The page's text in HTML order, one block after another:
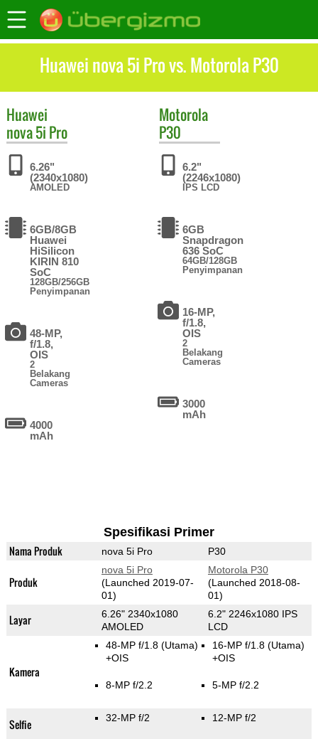
Huawei nova 5i Pro vs. Motorola P30
Huawei
nova 5i Pro
6.26"
(2340x1080)
AMOLED
6GB/8GB
Huawei
HiSilicon
KIRIN 810
SoC
128GB/256GB
Penyimpanan
48-MP,
f/1.8,
OIS
2
Belakang
Cameras
4000
mAh
Motorola
P30
6.2"
(2246x1080)
IPS LCD
6GB
Snapdragon
636 SoC
64GB/128GB
Penyimpanan
16-MP,
f/1.8,
OIS
2
Belakang
Cameras
3000
mAh
Spesifikasi Primer
Nama Produk nova 5i Pro P30
Produk
nova 5i Pro
(Launched 2019-07-
01)
Motorola P30
(Launched 2018-08-
01)
Layar
6.26" 2340x1080
AMOLED
6.2" 2246x1080 IPS
LCD
Kamera
48-MP f/1.8 (Utama)
+OIS
8-MP f/2.2
16-MP f/1.8 (Utama)
+OIS
5-MP f/2.2
Selfie 32-MP f/2 12-MP f/2